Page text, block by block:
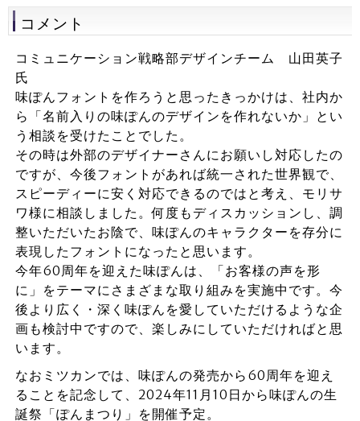
コメント
コミュニケーション戦略部デザインチーム 山田英子
氏
味ぽんフォントを作ろうと思ったきっかけは、社内か
ら「名前入りの味ぽんのデザインを作れないか」とい
う相談を受けたことでした。
その時は外部のデザイナーさんにお願いし対応したの
ですが、今後フォントがあれば統一された世界観で、
スピーディーに安く対応できるのではと考え、モリサ
ワ様に相談しました。何度もディスカッションし、調
整いただいたお陰で、味ぽんのキャラクターを存分に
表現したフォントになったと思います。
今年60周年を迎えた味ぽんは、「お客様の声を形
に」をテーマにさまざまな取り組みを実施中です。今
後より広く・深く味ぽんを愛していただけるような企
画も検討中ですので、楽しみにしていただければと思
います。
なおミツカンでは、味ぽんの発売から60周年を迎え
ることを記念して、2024年11月10日から味ぽんの生
誕祭「ぽんまつり」を開催予定。